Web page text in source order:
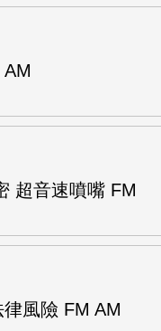
超音速噴嘴 FM
風險 FM AM